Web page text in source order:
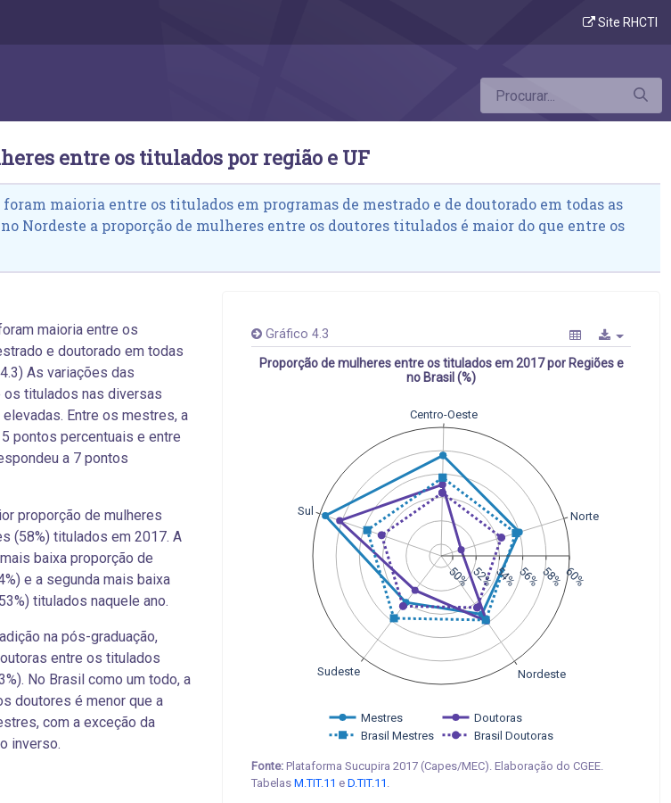
UF - 4.2 Proporção das mulheres entre os titulados por região e UF
Site RHCTI
entre os titulados por região e UF
foram maioria entre os titulados em programas de mestrado e de doutorado em todas as
Nordeste a proporção de mulheres entre os doutores titulados é maior do que entre os
maioria entre os
e doutorado em todas
As variações das
titulados nas diversas
Entre os mestres, a
pontos percentuais e entre
a 7 pontos
proporção de mulheres
(58%) titulados em 2017. A
baixa proporção de
e a segunda mais baixa
titulados naquele ano.
na pós-graduação,
entre os titulados
No Brasil como um todo, a
doutores é menor que a
com a exceção da
inverso.
Gráfico 4.3
Proporção de mulheres entre os titulados em 2017 por Regiões e
no Brasil (%)
Centro-Oeste
Sul
Sudeste Nordeste
Norte
50%52%54%56%58% 60%
Mestres
Brasil Mestres
Doutoras
Brasil Doutoras
Fonte: Plataforma Sucupira 2017 (Capes/MEC). Elaboração do CGEE.
Tabelas M.TIT.11 e D.TIT.11 .